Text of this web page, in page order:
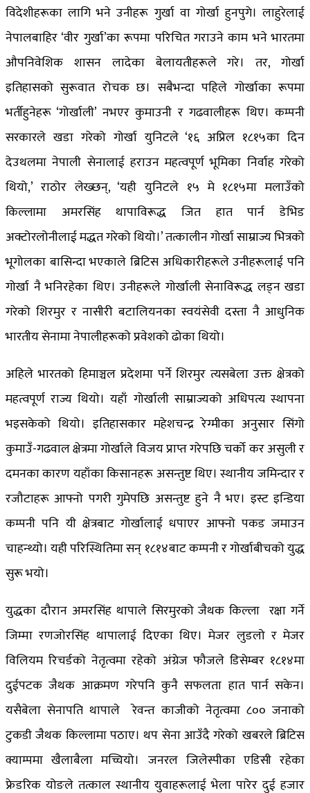
विदेशीहरूका लागि भने उनीहरू गुर्खा वा गोर्खा हुनपुगे। लाहुरेलाई
नेपालबाहिर ‘वीर गुर्खा’का रूपमा परिचित गराउने काम भने भारतमा
औपनिवेशिक शासन लादेका बेलायतीहरूले गरे। तर, गोर्खा
इतिहासको सुरूवात रोचक छ। सबैभन्दा पहिले गोर्खाका रूपमा
भर्तीहुनेहरू ‘गोर्खाली’ नभएर कुमाउनी र गढवालीहरू थिए। कम्पनी
सरकारले खडा गरेको गोर्खा युनिटले ‘१६ अप्रिल १८१५का दिन
देउथलमा नेपाली सेनालाई हराउन महत्वपूर्ण भूमिका निर्वाह गरेको
थियो,’ राठोर लेख्छन्, ‘यही युनिटले १५ मे १८१५मा मलाउँको
किल्लामा अमरसिंह थापाविरूद्ध जित हात पार्न डेभिड
अक्टोरलोनीलाई मद्धत गरेको थियो।’ तत्कालीन गोर्खा साम्राज्य भित्रको
भूगोलका बासिन्दा भएकाले ब्रिटिस अधिकारीहरूले उनीहरूलाई पनि
गोर्खा नै भनिरहेका थिए। उनीहरूले गोर्खाली सेनाविरूद्ध लड्न खडा
गरेको शिरमुर र नासीरी बटालियनका स्वयंसेवी दस्ता नै आधुनिक
भारतीय सेनामा नेपालीहरूको प्रवेशको ढोका थियो।
अहिले भारतको हिमाञ्चल प्रदेशमा पर्ने शिरमुर त्यसबेला उक्त क्षेत्रको
महत्वपूर्ण राज्य थियो। यहाँ गोर्खाली साम्राज्यको अधिपत्य स्थापना
भइसकेको थियो। इतिहासकार महेशचन्द्र रेग्मीका अनुसार सिंगो
कुमाउँ-गढवाल क्षेत्रमा गोर्खाले विजय प्राप्त गरेपछि चर्को कर असुली र
दमनका कारण यहाँका किसानहरू असन्तुष्ट थिए। स्थानीय जमिन्दार र
रजौटाहरू आफ्नो पगरी गुमेपछि असन्तुष्ट हुने नै भए। इस्ट इन्डिया
कम्पनी पनि यी क्षेत्रबाट गोर्खालाई धपाएर आफ्नो पकड जमाउन
चाहन्थ्यो। यही परिस्थितिमा सन् १८१४बाट कम्पनी र गोर्खाबीचको युद्ध
सुरू भयो।
युद्धका दौरान अमरसिंह थापाले सिरमुरको जैथक किल्ला रक्षा गर्ने
जिम्मा रणजोरसिंह थापालाई दिएका थिए। मेजर लुडलो र मेजर
विलियम रिचर्डको नेतृत्वमा रहेको अंग्रेज फौजले डिसेम्बर १८१४मा
दुईपटक जैथक आक्रमण गरेपनि कुनै सफलता हात पार्न सकेन।
यसैबेला सेनापति थापाले रेवन्त काजीको नेतृत्वमा ८०० जनाको
टुकडी जैथक किल्लामा पठाए। थप सेना आउँदै गरेको खबरले ब्रिटिस
क्याम्पमा खैलाबैला मच्चियो। जनरल जिलेस्पीका एडिसी रहेका
फ्रेडरिक योङले तत्काल स्थानीय युवाहरूलाई भेला पारेर दुई हजार